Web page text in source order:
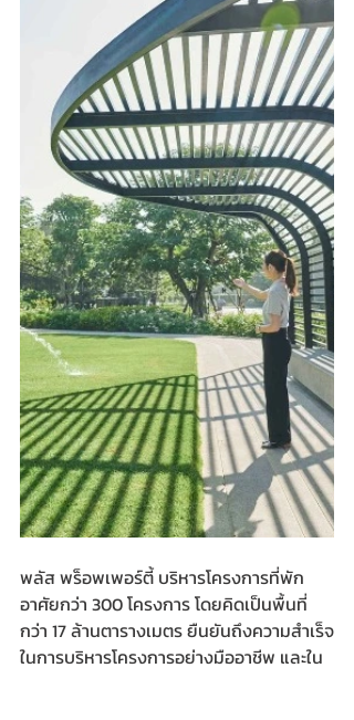
พลัส พร็อพเพอร์ตี้ บริหารโครงการที่พัก
อาศัยกว่า 300 โครงการ โดยคิดเป็นพื้นที่
กว่า 17 ล้านตารางเมตร ยืนยันถึงความสำเร็จ
ในการบริหารโครงการอย่างมืออาชีพ และใน